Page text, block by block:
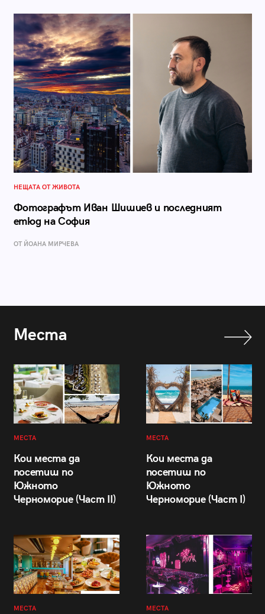
НЕЩАТА ОТ ЖИВОТА
Фотографът Иван Шишиев и последният
етюд на София
ОТ ЙОАНА МИРЧЕВА
Места
МЕСТА
Кои места да
посетиш по
Южното
Черноморие (Част II)
МЕСТА
Кои места да
посетиш по
Южното
Черноморие (Част I)
МЕСТА МЕСТА